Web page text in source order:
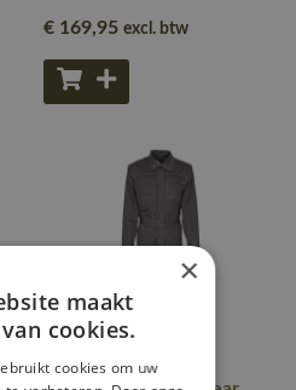
€ 169,95 excl. btw
×
maakt
cookies.
cookies om uw